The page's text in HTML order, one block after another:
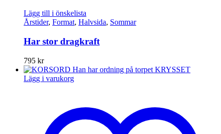
Lägg till i önskelista
Årstider, Format, Halvsida, Sommar
Har stor dragkraft
795 kr
Lägg i varukorg